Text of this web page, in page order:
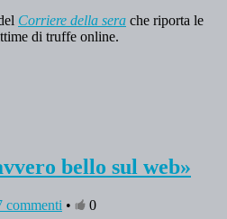
Corriere della sera che riporta le
di truffe online.
bello sul web»
commenti •
0